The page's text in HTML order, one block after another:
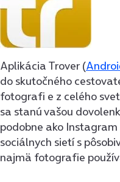
Aplikácia Trover (
do skutočného
fotografi e z celého
sa stanú vašou
podobne ako
sociálnych sietí s
najmä fotografie